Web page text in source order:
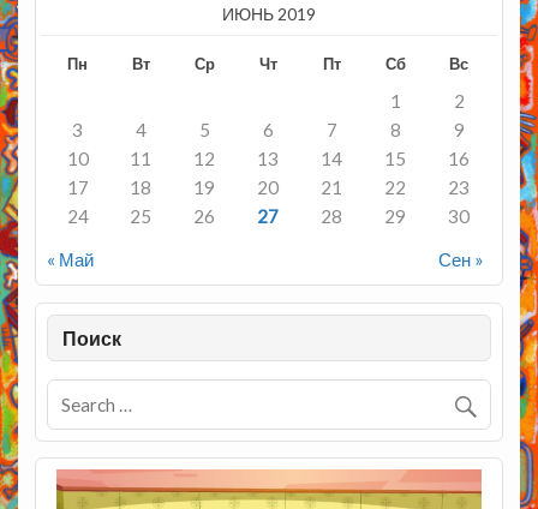
ИЮНЬ 2019
Пн Вт Ср Чт Пт Сб Вс
« Май Сен »
1
2
3
4 5 6 7 8
9
10
11 12 13 14 15
16
17
18 19 20 21 22
23
24
25 26 27 28 29 30
Поиск